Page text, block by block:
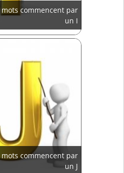
mots commencent par
un I
mots commencent par
un J